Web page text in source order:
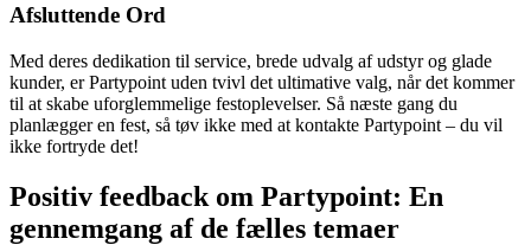
Afsluttende Ord
Med deres dedikation til service, brede udvalg af udstyr og glade
kunder, er Partypoint uden tvivl det ultimative valg, når det kommer
til at skabe uforglemmelige festoplevelser. Så næste gang du
planlægger en fest, så tøv ikke med at kontakte Partypoint – du vil
ikke fortryde det!
Positiv feedback om Partypoint: En
gennemgang af de fælles temaer